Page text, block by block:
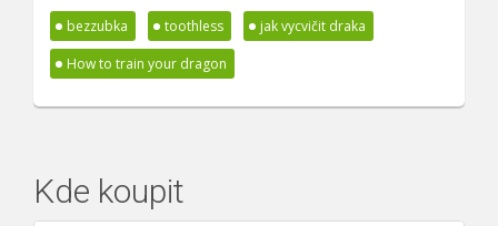
bezzubka toothless
jak vycvičit draka
How to train your dragon
Kde koupit